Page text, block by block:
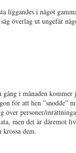
liggandes i något
överlag ut ungefär
i månaden
för att hen ”snodde”
över personer/
men det är däremot
dem.